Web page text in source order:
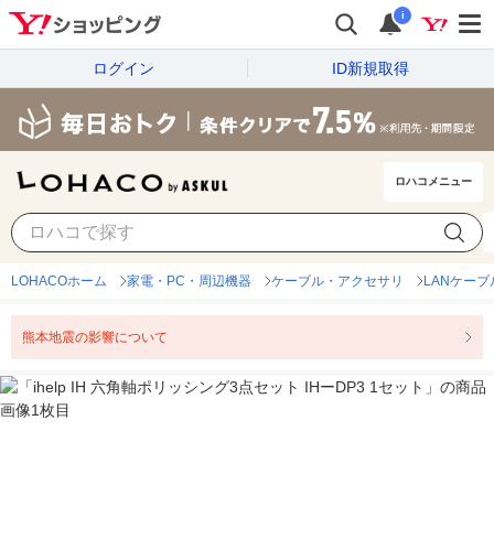
i
ログイン ID新規取得
ロハコメニュー
LOHACOホーム 家電・PC・周辺機器 ケーブル・アクセサリ LANケーブ
熊本地震の影響について